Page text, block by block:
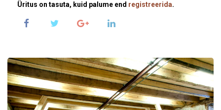
Üritus on tasuta, kuid palume end registreerida.